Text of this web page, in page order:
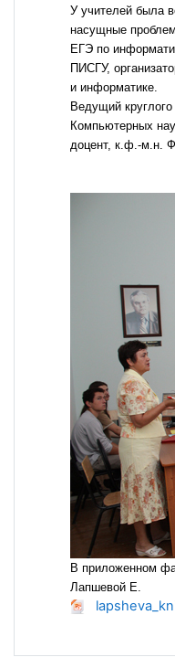
У учителей была
насущные
ЕГЭ по
ПИСГУ,
и информатике.
Ведущий
Компьютерных
доцент, к.ф.-м.н.
В приложенном
Лапшевой Е.